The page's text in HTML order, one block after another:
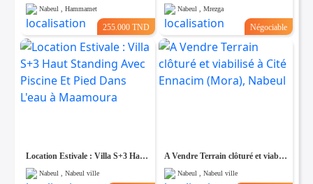
Nabeul , Hammamet
255.000 TND
Nabeul , Mrezga
Négociable
Location Estivale : Villa S+3 Haut Standing Avec Piscine Et Pied Dans L'eau à Maamoura
Nabeul , Nabeul ville
A Vendre Terrain clôturé et viabilisé à Cité Ennacim (Mora), Nabeul
Nabeul , Nabeul ville